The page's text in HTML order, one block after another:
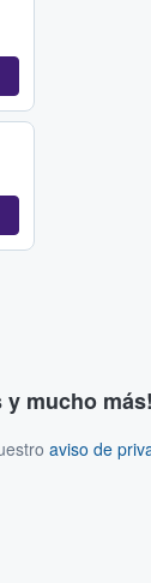
y mucho más!
aviso de